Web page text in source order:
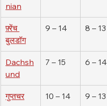
nian
फ़्रेंच
बुलडॉग
9 – 14 8 – 13
Dachsh
und
7 – 15 6 – 14
गुप्तचर 10 – 14 9 – 13